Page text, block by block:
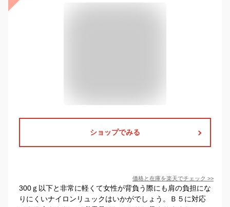
ショップでみる
価格と在庫を楽天でチェック >>
300ｇ以下と非常に軽くて女性が背負う際にも肩の負担にな
りにくいナイロンリュックはいかがでしょう。Ｂ５に対応